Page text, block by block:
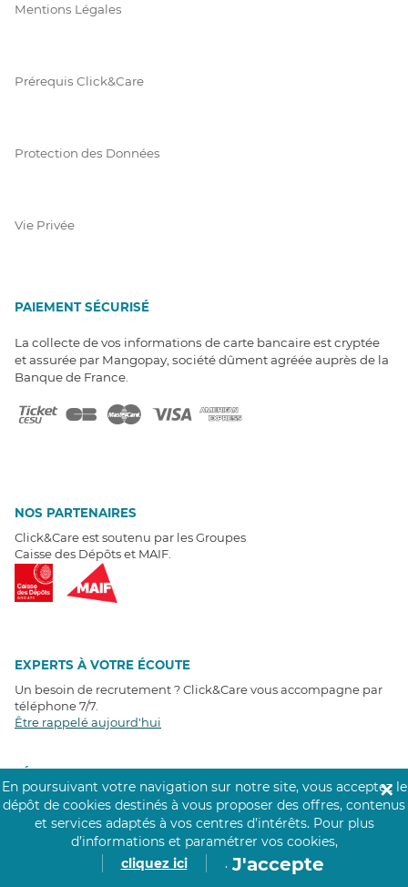
Mentions Légales
Prérequis Click&Care
Protection des Données
Vie Privée
PAIEMENT SÉCURISÉ
La collecte de vos informations de carte bancaire est cryptée
et assurée par Mangopay, société dûment agréée auprès de la
Banque de France.
NOS PARTENAIRES
Click&Care est soutenu par les Groupes
Caisse des Dépôts et MAIF.
EXPERTS À VOTRE ÉCOUTE
Un besoin de recrutement ? Click&Care vous accompagne par
téléphone 7/7
Être rappelé aujourd'hui
TÉMOIGNAGES CLIENTS
4,6 /5
Avis clientsrécoltés sur
Google
En poursuivant votre navigation sur notre site, vous acceptez le
dépôt de cookies destinés à vous proposer des offres, contenus
et services adaptés à vos centres d’intérêts. Pour plus
d’informations et paramétrer vos cookies,
cliquez ici
. J'accepte
✕